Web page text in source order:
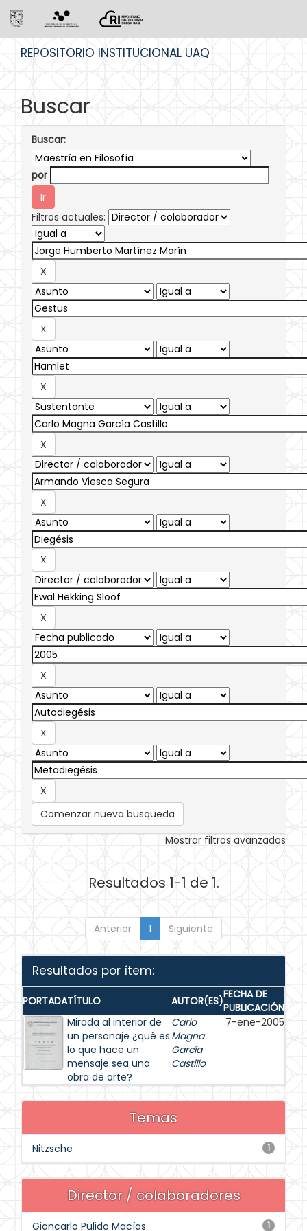
REPOSITORIO INSTITUCIONAL UAQ
Buscar
Buscar:
por
Filtros actuales:
Comenzar nueva busqueda
Mostrar filtros avanzados
Resultados 1-1 de 1.
Anterior 1 Siguiente
Resultados por ítem:
PORTADATÍTULO AUTOR(ES)FECHA DE
PUBLICACIÓN
Mirada al interior de
un personaje ¿qué es
lo que hace un
mensaje sea una
obra de arte?
Carlo
Magna
García
Castillo
7-ene-2005
Temas
1
Nitzsche
Director / colaboradores
1
Giancarlo Pulido Macías